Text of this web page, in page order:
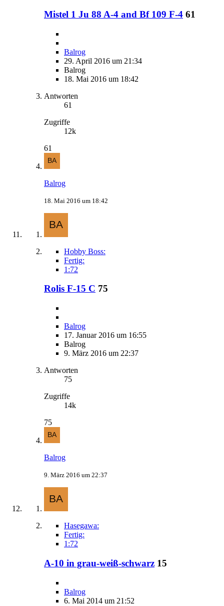
Mistel 1 Ju 88 A-4 and Bf 109 F-4 61
Balrog
29. April 2016 um 21:34
Balrog
18. Mai 2016 um 18:42
Antworten
61
Zugriffe
12k
61
Balrog
18. Mai 2016 um 18:42
Hobby Boss:
Fertig:
1:72
Rolis F-15 C 75
Balrog
17. Januar 2016 um 16:55
Balrog
9. März 2016 um 22:37
Antworten
75
Zugriffe
14k
75
Balrog
9. März 2016 um 22:37
Hasegawa:
Fertig:
1:72
A-10 in grau-weiß-schwarz 15
Balrog
6. Mai 2014 um 21:52